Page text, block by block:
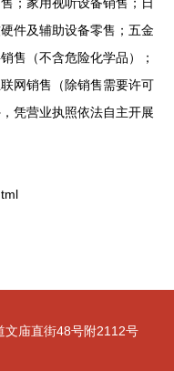
件及辅助设备零售；五金
售（不含危险化学品）；
网销售（除销售需要许可
凭营业执照依法自主开展
文庙直街48号附2112号